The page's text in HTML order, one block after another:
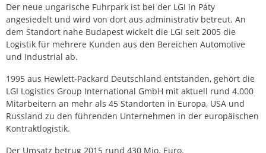
Der neue ungarische Fuhrpark ist bei der LGI in Páty
angesiedelt und wird von dort aus administrativ betreut. An
dem Standort nahe Budapest wickelt die LGI seit 2005 die
Logistik für mehrere Kunden aus den Bereichen Automotive
und Industrial ab.
1995 aus Hewlett-Packard Deutschland entstanden, gehört die
LGI Logistics Group International GmbH mit aktuell rund 4.000
Mitarbeitern an mehr als 45 Standorten in Europa, USA und
Russland zu den führenden Unternehmen in der europäischen
Kontraktlogistik.
Der Umsatz betrug 2015 rund 430 Mio. Euro.